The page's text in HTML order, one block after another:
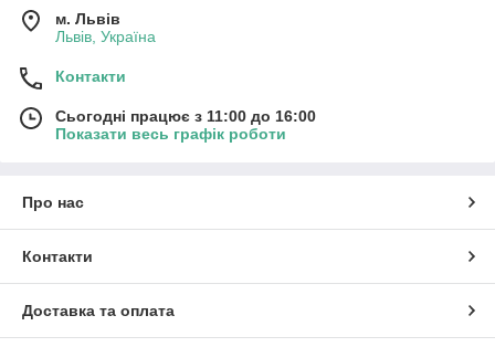
м. Львів
Львів, Україна
Контакти
Сьогодні працює з 11:00 до 16:00
Показати весь графік роботи
Про нас
Контакти
Доставка та оплата